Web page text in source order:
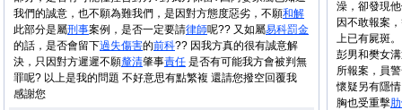
我們的誠意，也不願為難我們，是因對方態度惡劣，不願和解
此部分是屬刑事案例，是否一定要請律師呢?? 又如屬易科罰金
的話，是否會留下過失傷害的前科?? 因我方真的很有誠意解
決，只因對方遲遲不願釐清肇事責任 是否有可能我方會被判無
罪呢? 以上是我的問題 不好意思有點繁複 還請您撥空回覆我
感謝您
澡，卻發現
因不敢報案
上已有屍斑。
彭男和樊女
所報案，員
懷疑另有隱
胸也受重擊